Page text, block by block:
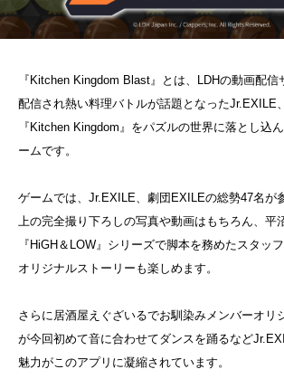
『Kitchen Kingdom Blast』とは、LDHの動画配信
配信され熱い料理バトルが話題となったJr.EXILE
『Kitchen Kingdom』をパズルの世界に落とし込
ームです。
ゲームでは、Jr.EXILE、劇団EXILEの総勢47名が
上の完全撮り下ろしの写真や動画はもちろん、平
『HiGH＆LOW』シリーズで脚本を務めたスタッ
オリジナルストーリーも楽しめます。
さらに居酒屋えぐざいるでお馴染みメンバーオリ
が今回初めて音に合わせてダンスを踊るなど
魅力がこのアプリに凝縮されています。